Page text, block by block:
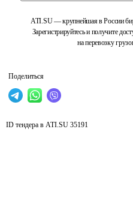
ATI.SU — крупнейшая в России
Зарегистрируйтесь и получите
на перевозку
Поделиться
ID тендера в ATI.SU 35191